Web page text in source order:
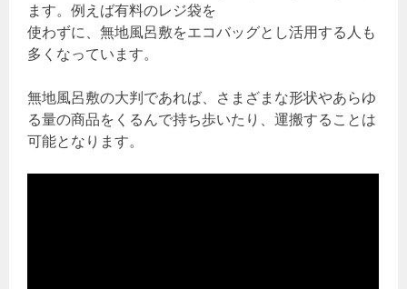
ます。例えば有料のレジ袋を
使わずに、無地風呂敷をエコバッグとし活用する人も
多くなっています。
無地風呂敷の大判であれば、さまざまな形状やあらゆ
る量の商品をくるんで持ち歩いたり、運搬することは
可能となります。